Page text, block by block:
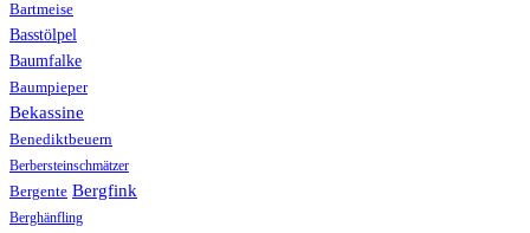
Bartmeise
Basstölpel
Baumfalke
Baumpieper
Bekassine
Benediktbeuern
Berbersteinschmätzer
Bergente Bergfink
Berghänfling